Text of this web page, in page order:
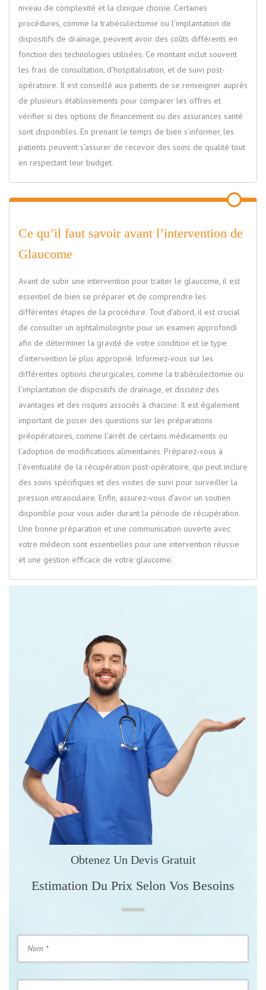
niveau de complexité et la clinique choisie. Certaines
procédures, comme la trabéculectomie ou l’implantation de
dispositifs de drainage, peuvent avoir des coûts différents en
fonction des technologies utilisées. Ce montant inclut souvent
les frais de consultation, d’hospitalisation, et de suivi post-
opératoire. Il est conseillé aux patients de se renseigner auprès
de plusieurs établissements pour comparer les offres et
vérifier si des options de financement ou des assurances santé
sont disponibles. En prenant le temps de bien s’informer, les
patients peuvent s’assurer de recevoir des soins de qualité tout
en respectant leur budget.
Ce qu’il faut savoir avant l’intervention de
Glaucome
Avant de subir une intervention pour traiter le glaucome, il est
essentiel de bien se préparer et de comprendre les
différentes étapes de la procédure. Tout d’abord, il est crucial
de consulter un ophtalmologiste pour un examen approfondi
afin de déterminer la gravité de votre condition et le type
d’intervention le plus approprié. Informez-vous sur les
différentes options chirurgicales, comme la trabéculectomie ou
l’implantation de dispositifs de drainage, et discutez des
avantages et des risques associés à chacune. Il est également
important de poser des questions sur les préparations
préopératoires, comme l’arrêt de certains médicaments ou
l’adoption de modifications alimentaires. Préparez-vous à
l’éventualité de la récupération post-opératoire, qui peut inclure
des soins spécifiques et des visites de suivi pour surveiller la
pression intraoculaire. Enfin, assurez-vous d’avoir un soutien
disponible pour vous aider durant la période de récupération.
Une bonne préparation et une communication ouverte avec
votre médecin sont essentielles pour une intervention réussie
et une gestion efficace de votre glaucome.
Obtenez Un Devis Gratuit
Estimation Du Prix Selon Vos Besoins